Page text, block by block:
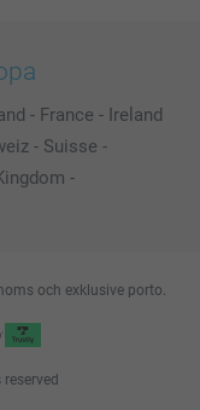
- France - Ireland
- Suisse -
-
och exklusive porto.